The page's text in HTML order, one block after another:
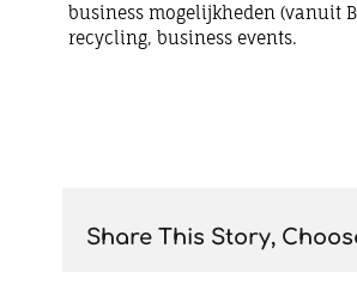
business mogelijkheden (vanuit
recycling, business events.
Share This Story,